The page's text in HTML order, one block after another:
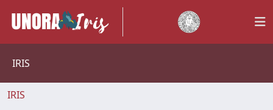
IRIS
IRIS